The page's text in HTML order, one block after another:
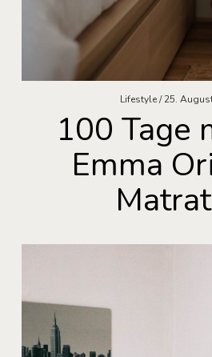
Lifestyle 25.
100 Tage
Emma